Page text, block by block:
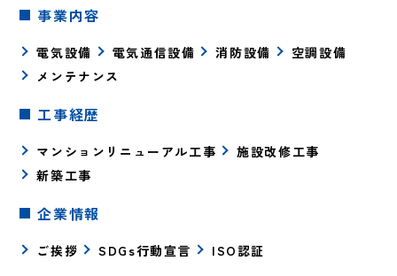
事業内容
電気設備 電気通信設備 消防設備
空調設備
メンテナンス
工事経歴
マンションリニューアル工事
施設改修工事
新築工事
企業情報
ご挨拶 SDGs行動宣言 ISO認証